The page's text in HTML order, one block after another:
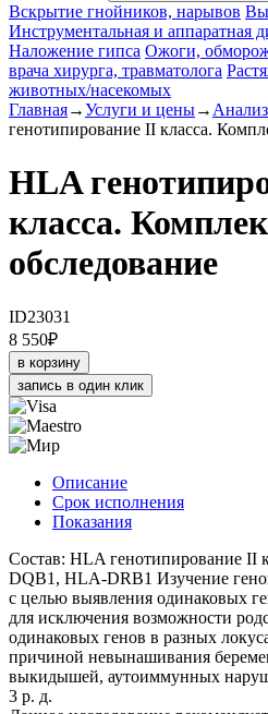
Вскрытие гнойников, нарывов
Инструментальная и аппаратная
Наложение гипса Ожоги,
врача хирурга, травматолога
животных/насекомых
Главная→Услуги и цены→
генотипирование II класса.
HLA
класса.
обследование
ID23031
8 550₽
в корзину
запись в один клик
Описание
Срок исполнения
Показания
Состав: HLA генотипирование
DQB1, HLA-DRB1 Изучение
с целью выявления одинаковых
для исключения возможности
одинаковых генов в разных
причиной невынашивания
выкидышей, аутоиммунных
3 р. д.